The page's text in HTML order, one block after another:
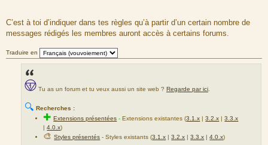
a
g
u
m
s
s
a
g
C’est à toi d’indiquer dans tes règles qu’à partir d’un certain nombre de
messages rédigés les membres auront accès à certains forums.
Traduire en
Tu as un forum et tu veux aussi un site web ? Regarde par ici
🔍 Recherches :
✚Extensions présentées -Extensions existantes (3.1.x |3.2.x |3.3.x
|4.0.x)
🎨Styles présentés - Styles existants (3.1.x |3.2.x |3.3.x |4.0.x)